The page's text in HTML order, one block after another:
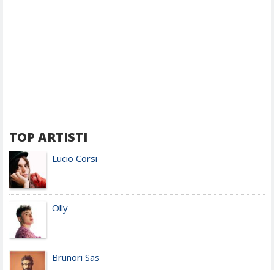
TOP ARTISTI
Lucio Corsi
Olly
Brunori Sas